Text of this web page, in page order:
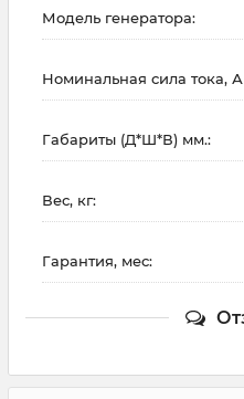
Модель генератора:
Номинальная сила тока, А
Габариты (Д*Ш*В) мм.:
Вес, кг:
Гарантия, мес: